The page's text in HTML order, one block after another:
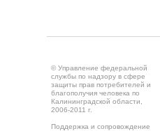
© Управление федеральной
службы по надзору в сфере
защиты прав потребителей и
благополучия человека по
Калининградской области,
2006-2011 г.
Поддержка и сопровождение